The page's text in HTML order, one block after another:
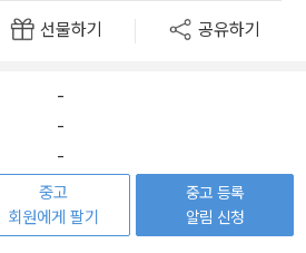
선물하기 공유하기
-
-
-
중고
회원에게 팔기
중고 등록
알림 신청